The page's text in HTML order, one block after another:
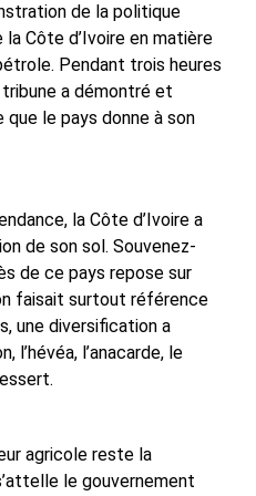
de la politique
Côte d’Ivoire en matière
Pendant trois heures
a démontré et
le pays donne à son
la Côte d’Ivoire a
de son sol. Souvenez-
de ce pays repose sur
faisait surtout référence
une diversification a
l’hévéa, l’anacarde, le
agricole reste la
le gouvernement